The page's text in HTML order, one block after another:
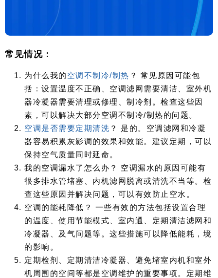
常见情况：
为什么我的 空调不制冷/制热 ？ 常见原因可能包
括：设置温度不正确、空调滤网需要清洁、室外机
器冷凝器需要清理或修理、制冷剂。检查这些因
素，可以解决大部分空调不制冷/制热的问题。
空调是否需要定期清洗 ？ 是的。空调滤网和冷凝
器容易积累灰影调的效果和效能。建议定期，可以
保持空气质量同时延命。
我的空调漏水了怎么办？ 空调漏水的原因可能有
很多排水管堵塞、内机滤网脱离或清洗不当等。检
查这些原因并解决问题，可以有效防止空水。
空调的能耗降低？ 一些有效的方法包括设置合理
的温度、使用节能模式、室内通、定期清洁滤网和
冷凝器、及气问题等。这些措施可以降低能耗，境
的影响。
定期检剂、定期清洁冷凝器、避免堵室内机和室外
机周围的空间等都是空调维护的重要事项。定期维